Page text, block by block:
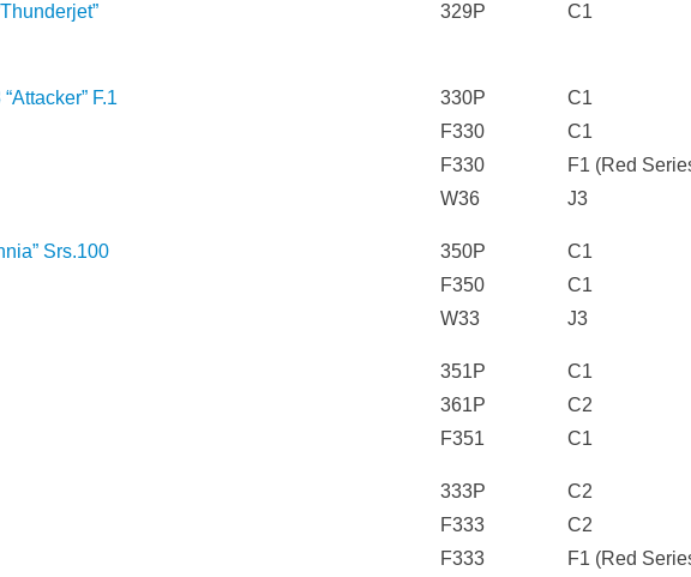
329P C1
F.1
330P
F330
F330
W36
C1
C1
F1 (Red
J3
Srs.100
350P
F350
W33
C1
C1
J3
351P
361P
F351
C1
C2
C1
333P
F333
F333
C2
C2
F1 (Red